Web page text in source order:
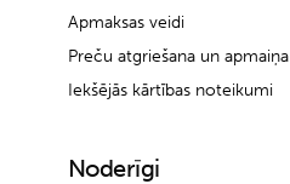
Apmaksas veidi
Preču atgriešana un apmaiņa
Iekšējās kārtības noteikumi
Noderīgi